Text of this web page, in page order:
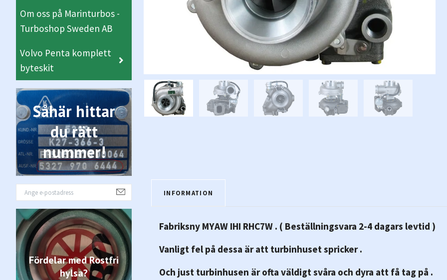
Om oss på Marinturbos -
Turboshop Sweden AB
Volvo Penta komplett
byteskit
Såhär hittar
du rätt
nummer!
Fördelar med Rostfri
hylsa?
INFORMATION
Fabriksny MYAW IHI RHC7W . ( Beställningsvara 2-4 dagars levtid )
Vanligt fel på dessa är att turbinhuset spricker .
Och just turbinhusen är ofta väldigt svåra och dyra att få tag på .